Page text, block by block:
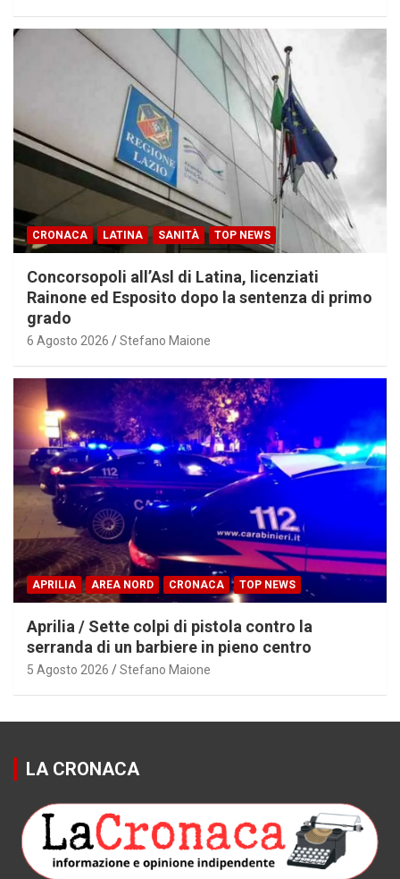
CRONACA LATINA SANITÀ TOP NEWS
Concorsopoli all’Asl di Latina, licenziati
Rainone ed Esposito dopo la sentenza di primo
grado
6 Agosto 2026 Stefano Maione
APRILIA AREA NORD CRONACA TOP NEWS
Aprilia / Sette colpi di pistola contro la
serranda di un barbiere in pieno centro
5 Agosto 2026 Stefano Maione
LA CRONACA